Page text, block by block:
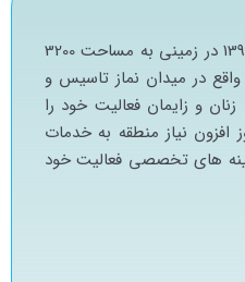
بيمارستان امام زمان در سال 1390 در زميني به مساحت 3200
در ميدان نماز تاسيس و
و زايمان فعاليت خود را
نياز منطقه به خدمات
هاي تخصصي فعاليت خود